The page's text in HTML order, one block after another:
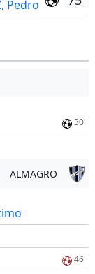
Pedro
30'
ALMAGRO
46'